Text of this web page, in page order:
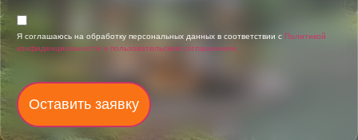
Я соглашаюсь на обработку персональных данных в соответствии с Политикой
конфиденциальности и пользовательским соглашением.
Оставить заявку